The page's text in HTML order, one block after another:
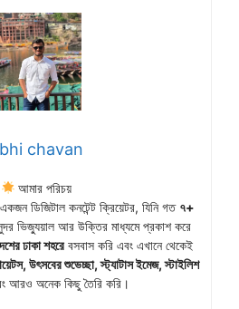
chavan
আমার পরিচয়
ডিজিটাল কনটেন্ট ক্রিয়েটর, যিনি গত ৭+
ভিজ্যুয়াল আর উক্তির মাধ্যমে প্রকাশ করে
ঢাকা শহরেবসবাস করি এবং এখানে থেকেই
উৎসবের শুভেচ্ছা, স্ট্যাটাস ইমেজ, স্টাইলিশ
আরও অনেক কিছু তৈরি করি।